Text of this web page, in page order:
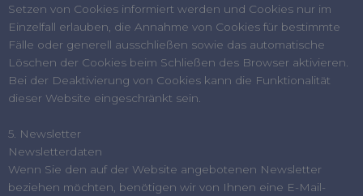
Setzen von Cookies informiert werden und Cookies nur im
Einzelfall erlauben, die Annahme von Cookies für bestimmte
Fälle oder generell ausschließen sowie das automatische
Löschen der Cookies beim Schließen des Browser aktivieren.
Bei der Deaktivierung von Cookies kann die Funktionalität
dieser Website eingeschränkt sein.
5. Newsletter
Newsletterdaten
Wenn Sie den auf der Website angebotenen Newsletter
beziehen möchten, benötigen wir von Ihnen eine E-Mail-